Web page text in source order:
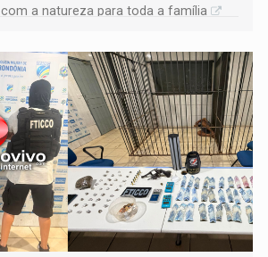
a natureza para toda a família